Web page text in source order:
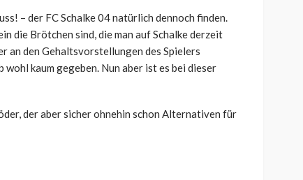
– der FC Schalke 04 natürlich dennoch finden.
die Brötchen sind, die man auf Schalke derzeit
an den Gehaltsvorstellungen des Spielers
kaum gegeben. Nun aber ist es bei dieser
der aber sicher ohnehin schon Alternativen für